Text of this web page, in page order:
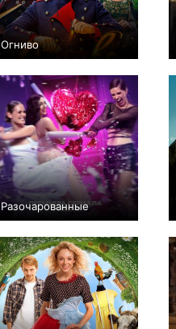
Огниво
+1
Разочарованные
+2 8 221